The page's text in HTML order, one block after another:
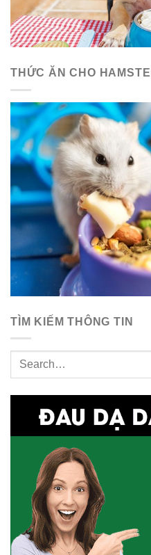
THỨC ĂN CHO
TÌM KIẾM THÔNG TIN